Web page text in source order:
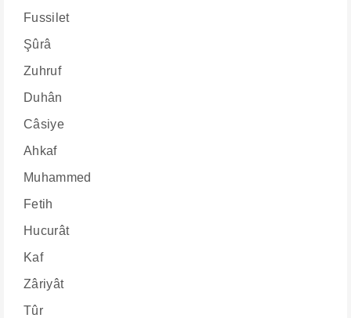
Fussilet
Şûrâ
Zuhruf
Duhân
Câsiye
Ahkaf
Muhammed
Fetih
Hucurât
Kaf
Zâriyât
Tûr